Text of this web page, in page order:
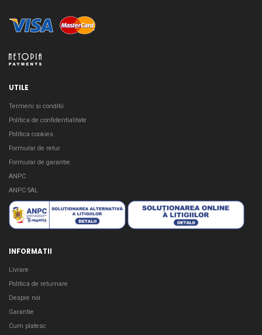
UTILE
Termeni si conditii
Politica de confidentialitate
Politica cookies
Formular de retur
Formular de garantie
ANPC
ANPC SAL
INFORMATII
Livrare
Politica de returnare
Despre noi
Garantie
Cum platesc